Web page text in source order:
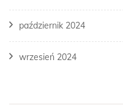
październik 2024
wrzesień 2024